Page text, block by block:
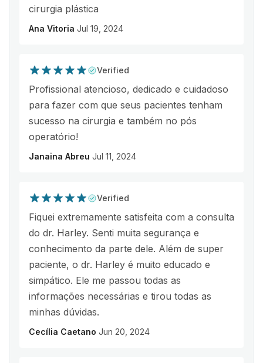
cirurgia plástica
Ana Vitoria Jul 19, 2024
Verified
Profissional atencioso, dedicado e cuidadoso
para fazer com que seus pacientes tenham
sucesso na cirurgia e também no pós
operatório!
Janaina Abreu Jul 11, 2024
Verified
Fiquei extremamente satisfeita com a consulta
do dr. Harley. Senti muita segurança e
conhecimento da parte dele. Além de super
paciente, o dr. Harley é muito educado e
simpático. Ele me passou todas as
informações necessárias e tirou todas as
minhas dúvidas.
Cecília Caetano Jun 20, 2024